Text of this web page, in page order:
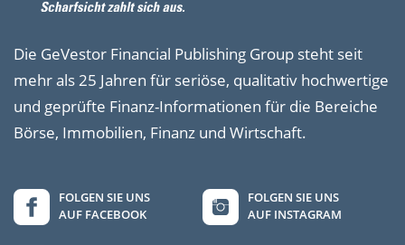
Die GeVestor Financial Publishing Group steht seit
mehr als 25 Jahren für seriöse, qualitativ hochwertige
und geprüfte Finanz-Informationen für die Bereiche
Börse, Immobilien, Finanz und Wirtschaft.
FOLGEN SIE UNS
AUF FACEBOOK
FOLGEN SIE UNS
AUF INSTAGRAM